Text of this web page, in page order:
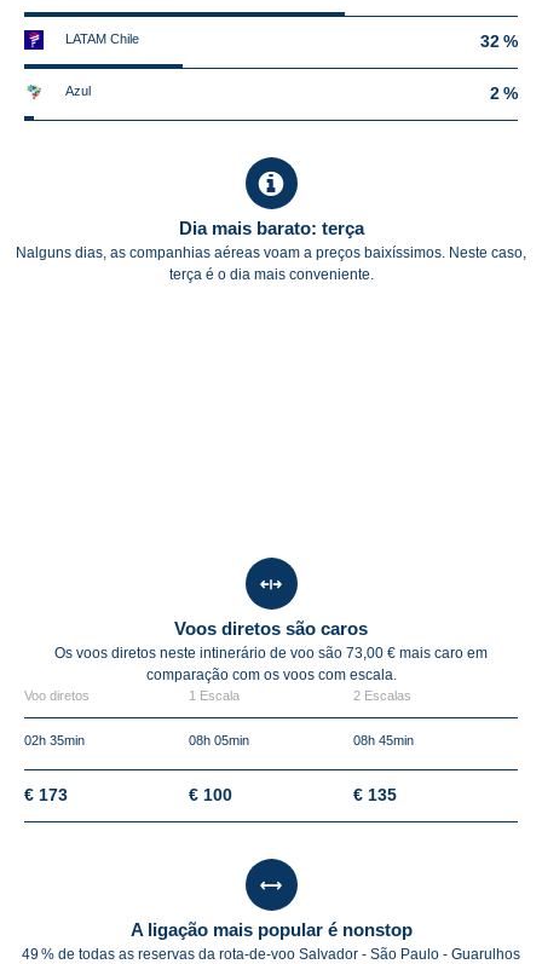
LATAM Chile 32 %
Azul 2 %
Dia mais barato: terça
Nalguns dias, as companhias aéreas voam a preços baixíssimos. Neste caso,
terça é o dia mais conveniente.
Voos diretos são caros
Os voos diretos neste intinerário de voo são 73,00 € mais caro em
comparação com os voos com escala.
Voo diretos 1 Escala 2 Escalas
02h 35min 08h 05min 08h 45min
€ 173 € 100 € 135
A ligação mais popular é nonstop
49 % de todas as reservas da rota-de-voo Salvador - São Paulo - Guarulhos